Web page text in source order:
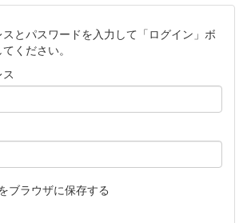
とパスワードを入力して「ログイン」ボ
ください。
ブラウザに保存する